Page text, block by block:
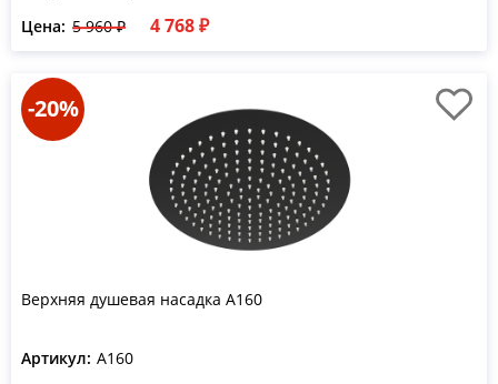
Цена: 5 960 ₽ 4 768 ₽
-20%
Верхняя душевая насадка A160
Артикул: A160